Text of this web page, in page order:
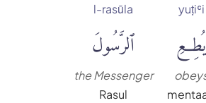
yuṭiʿi
يُطِعِ
l-rasūla
ٱلرَّسُولَ
the Messenger
Rasul